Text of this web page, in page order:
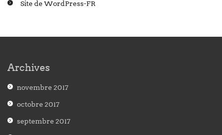
Site de WordPress-FR
Archives
novembre 2017
octobre 2017
septembre 2017